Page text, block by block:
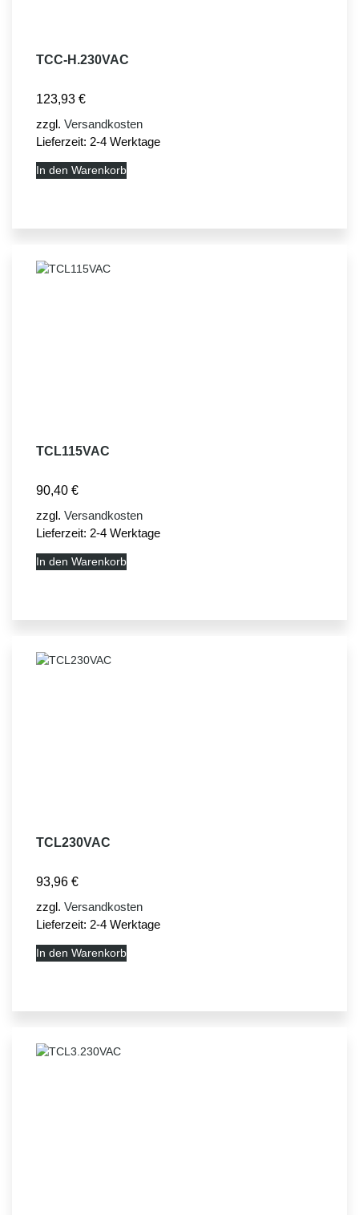
TCC-H.230VAC
123,93 €
zzgl. Versandkosten
Lieferzeit: 2-4 Werktage
In den Warenkorb
TCL115VAC
90,40 €
zzgl. Versandkosten
Lieferzeit: 2-4 Werktage
In den Warenkorb
TCL230VAC
93,96 €
zzgl. Versandkosten
Lieferzeit: 2-4 Werktage
In den Warenkorb